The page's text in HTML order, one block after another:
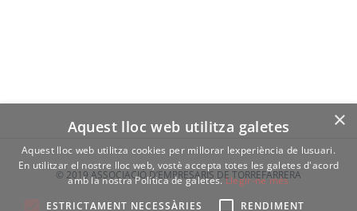
© 2019 ASSOCIACIÓ D’EMPRESARIS DE TORREFARRERA
×
Aquest lloc web utilitza galetes
Aquest lloc web utilitza cookies per millorar lexperiència de lusuari.
En utilitzar el nostre lloc web, vostè accepta totes les galetes d'acord
amb la nostra Política de galetes.Llegir-ne més
ESTRICTAMENT NECESSÀRIES
RENDIMENT